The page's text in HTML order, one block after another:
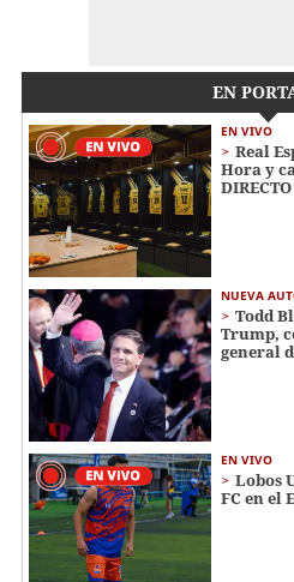
EN
EN VIVO
Real
Hora y
NUEVA
Todd
Trump,
general
EN VIVO
Lobos
FC en el